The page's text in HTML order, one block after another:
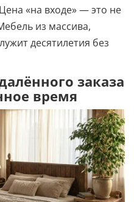
«на входе» — это не
из массива,
десятилетия без
заказа
время